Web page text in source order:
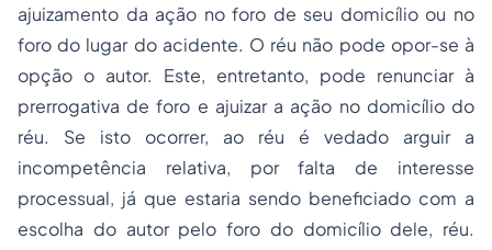
ajuizamento da ação no foro de seu domicílio ou no
foro do lugar do acidente. O réu não pode opor-se à
opção o autor. Este, entretanto, pode renunciar à
prerrogativa de foro e ajuizar a ação no domicílio do
réu. Se isto ocorrer, ao réu é vedado arguir a
incompetência relativa, por falta de interesse
processual, já que estaria sendo beneficiado com a
escolha do autor pelo foro do domicílio dele, réu.